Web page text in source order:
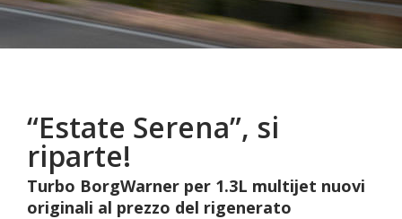
“Estate Serena”, si
riparte!
Turbo BorgWarner per 1.3L multijet nuovi
originali al prezzo del rigenerato